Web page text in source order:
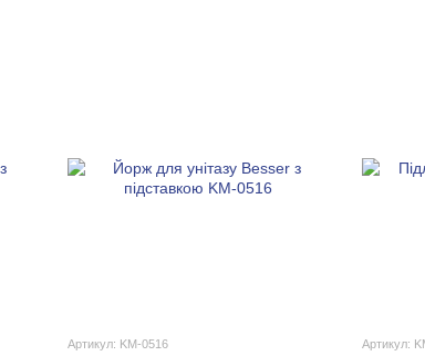
Артикул: KM-0516 Артикул: